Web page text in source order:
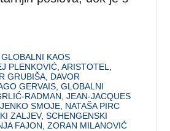
GLOBALNI KAOS
PLENKOVIĆ ,ARISTOTEL
GRUBIŠA DAVOR
GERVAIS ,GLOBALNI
RADMAN ,JEAN-JACQUES
SMOJE NATAŠA PIRC
ZALJEV,SCHENGENSKI
FAJON ,ZORAN MILANOVIĆ